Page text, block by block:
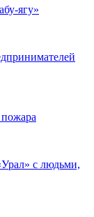
ягу»
с людьми,